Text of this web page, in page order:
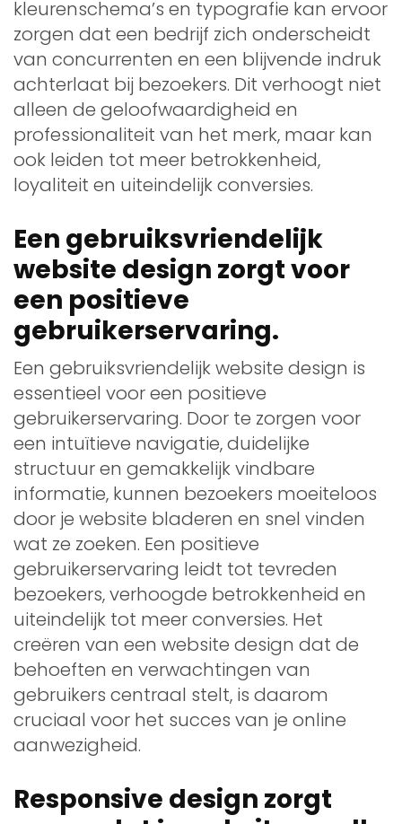
kleurenschema’s en typografie kan ervoor
zorgen dat een bedrijf zich onderscheidt
van concurrenten en een blijvende indruk
achterlaat bij bezoekers. Dit verhoogt niet
alleen de geloofwaardigheid en
professionaliteit van het merk, maar kan
ook leiden tot meer betrokkenheid,
loyaliteit en uiteindelijk conversies.
Een gebruiksvriendelijk
website design zorgt voor
een positieve
gebruikerservaring.
Een gebruiksvriendelijk website design is
essentieel voor een positieve
gebruikerservaring. Door te zorgen voor
een intuïtieve navigatie, duidelijke
structuur en gemakkelijk vindbare
informatie, kunnen bezoekers moeiteloos
door je website bladeren en snel vinden
wat ze zoeken. Een positieve
gebruikerservaring leidt tot tevreden
bezoekers, verhoogde betrokkenheid en
uiteindelijk tot meer conversies. Het
creëren van een website design dat de
behoeften en verwachtingen van
gebruikers centraal stelt, is daarom
cruciaal voor het succes van je online
aanwezigheid.
Responsive design zorgt